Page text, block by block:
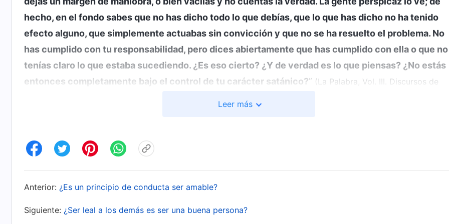
hecho, en el fondo sabes que no has dicho todo lo que debías, que lo que has dicho no ha tenido
efecto alguno, que simplemente actuabas sin convicción y que no se ha resuelto el problema. No
has cumplido con tu responsabilidad, pero dices abiertamente que has cumplido con ella o que no
tenías claro lo que estaba sucediendo. ¿Es eso cierto? ¿Y de verdad es lo que piensas? ¿No estás
entonces completamente bajo el control de tu carácter satánico?” (La Palabra, Vol. III. Discursos de
problemas. A veces, incluso al compartir, tan solo había ofrecido simples exhortaciones o restado
complicar nuestra convivencia en el futuro. Por ejemplo, cuando había colaborado con Xiaozhen y
Lin Lin había visto que Xiaozhen siempre se preocupaba por sus propias perspectivas y su propio
Leer más
Anterior: ¿Es un principio de conducta ser amable?
Siguiente: ¿Ser leal a los demás es ser una buena persona?